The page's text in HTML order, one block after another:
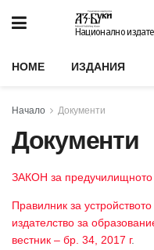
Национално
HOME ИЗДАНИЯ
Начало Документи
Документи
ЗАКОН за
Правилник за
издателство за
вестник – бр. 34, 2017 г.